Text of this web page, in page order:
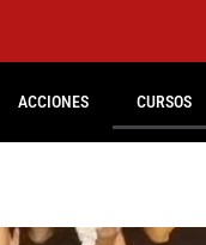
ACCIONES CURSOS